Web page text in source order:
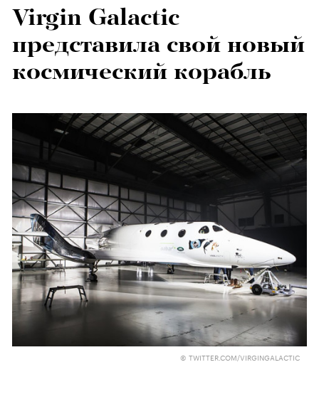
Virgin Galactic
представила свой новый
космический корабль
© TWITTER.COM/VIRGINGALACTIC